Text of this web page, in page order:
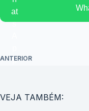
ANTERIOR
VEJA TAMBÉM: